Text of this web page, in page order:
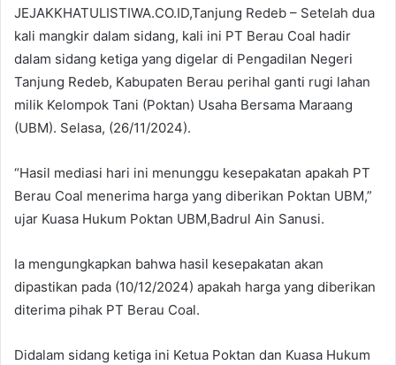
JEJAKKHATULISTIWA.CO.ID,Tanjung Redeb – Setelah dua
kali mangkir dalam sidang, kali ini PT Berau Coal hadir
dalam sidang ketiga yang digelar di Pengadilan Negeri
Tanjung Redeb, Kabupaten Berau perihal ganti rugi lahan
milik Kelompok Tani (Poktan) Usaha Bersama Maraang
(UBM). Selasa, (26/11/2024).
“Hasil mediasi hari ini menunggu kesepakatan apakah PT
Berau Coal menerima harga yang diberikan Poktan UBM,”
ujar Kuasa Hukum Poktan UBM,Badrul Ain Sanusi.
Ia mengungkapkan bahwa hasil kesepakatan akan
dipastikan pada (10/12/2024) apakah harga yang diberikan
diterima pihak PT Berau Coal.
Didalam sidang ketiga ini Ketua Poktan dan Kuasa Hukum